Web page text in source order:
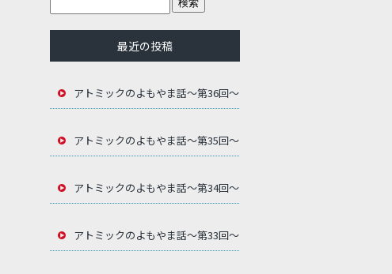
最近の投稿
アトミックのよもやま話～第36回～
アトミックのよもやま話～第35回～
アトミックのよもやま話～第34回～
アトミックのよもやま話～第33回～